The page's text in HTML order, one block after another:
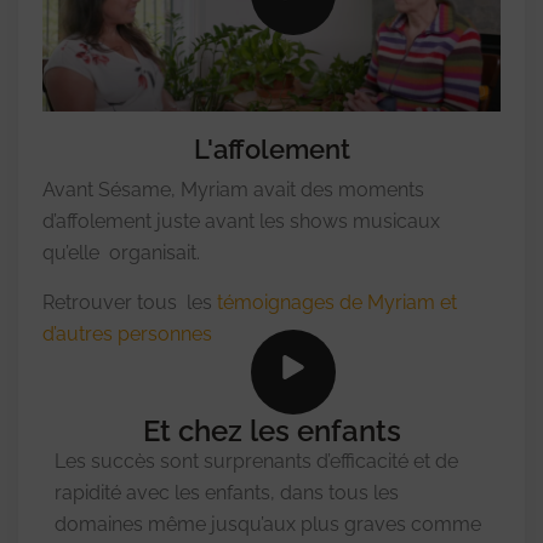
L'affolement
Avant Sésame, Myriam avait des moments
d’affolement juste avant les shows musicaux
qu’elle organisait.
Retrouver tous les témoignages de Myriam et
d’autres personnes
Et chez les enfants
Les succès sont surprenants d’efficacité et de
rapidité avec les enfants, dans tous les
domaines même jusqu’aux plus graves comme